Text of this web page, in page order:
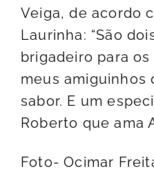
Veiga, de acordo
Laurinha: “São
brigadeiro para
meus amiguinhos
sabor. E um
Roberto que ama
Foto- Ocimar